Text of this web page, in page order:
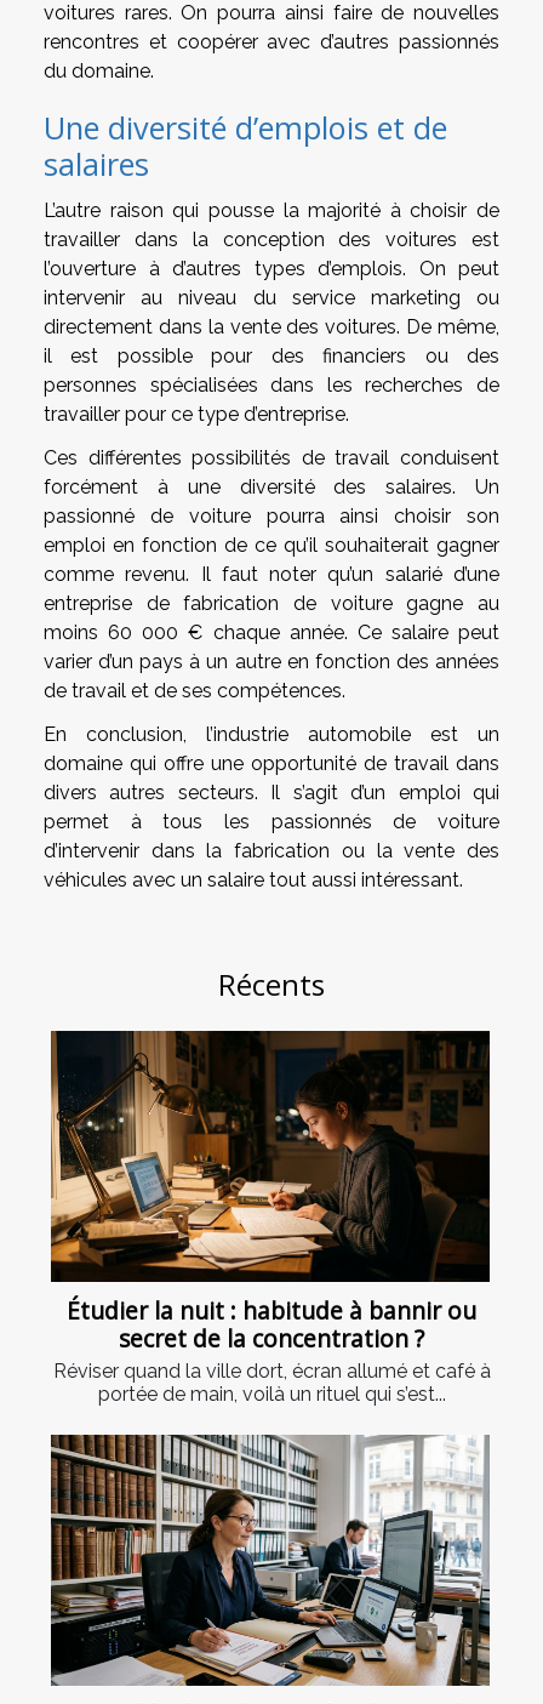
voitures rares. On pourra ainsi faire de nouvelles
rencontres et coopérer avec d’autres passionnés
du domaine.
Une diversité d’emplois et de
salaires
L’autre raison qui pousse la majorité à choisir de
travailler dans la conception des voitures est
l’ouverture à d’autres types d’emplois. On peut
intervenir au niveau du service marketing ou
directement dans la vente des voitures. De même,
il est possible pour des financiers ou des
personnes spécialisées dans les recherches de
travailler pour ce type d’entreprise.
Ces différentes possibilités de travail conduisent
forcément à une diversité des salaires. Un
passionné de voiture pourra ainsi choisir son
emploi en fonction de ce qu’il souhaiterait gagner
comme revenu. Il faut noter qu’un salarié d’une
entreprise de fabrication de voiture gagne au
moins 60 000 € chaque année. Ce salaire peut
varier d’un pays à un autre en fonction des années
de travail et de ses compétences.
En conclusion, l’industrie automobile est un
domaine qui offre une opportunité de travail dans
divers autres secteurs. Il s’agit d’un emploi qui
permet à tous les passionnés de voiture
d’intervenir dans la fabrication ou la vente des
véhicules avec un salaire tout aussi intéressant.
Récents
Étudier la nuit : habitude à bannir ou
secret de la concentration ?
Réviser quand la ville dort, écran allumé et café à
portée de main, voilà un rituel qui s’est...